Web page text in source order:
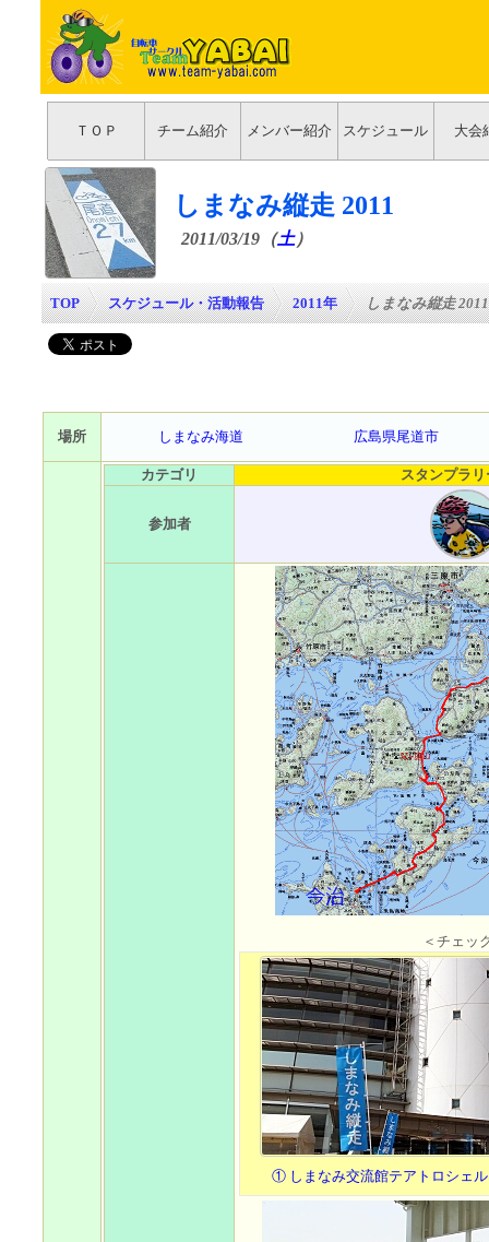
ＴＯＰ チーム紹介 メンバー紹介 スケジュール 大会
しまなみ縦走 2011
2011/03/19（土）
TOP >スケジュール・活動報告 >2011年 >しまなみ縦走 2011
場所 しまなみ海道 広島県尾道市
カテゴリ スタンプラ
参加者
＜チェッ
① しまなみ交流館テアトロシェ